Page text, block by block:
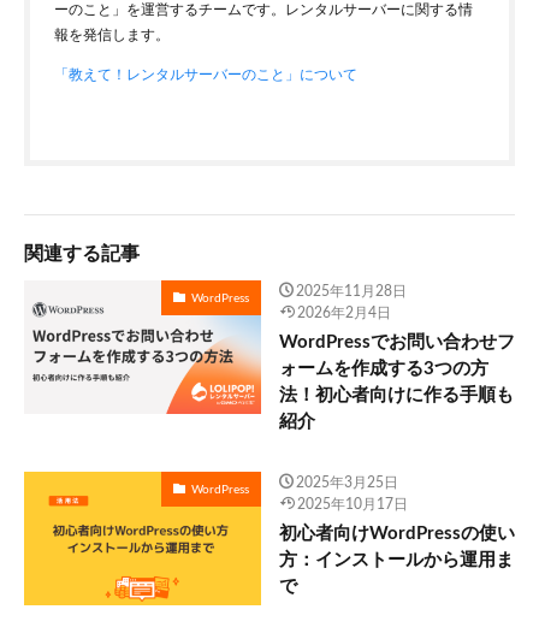
ーのこと」を運営するチームです。レンタルサーバーに関する情
報を発信します。
「教えて！レンタルサーバーのこと」について
関連する記事
WordPress
2025年11月28日
2026年2月4日
WordPressでお問い合わせフ
ォームを作成する3つの方
法！初心者向けに作る手順も
紹介
WordPress
2025年3月25日
2025年10月17日
初心者向けWordPressの使い
方：インストールから運用ま
で